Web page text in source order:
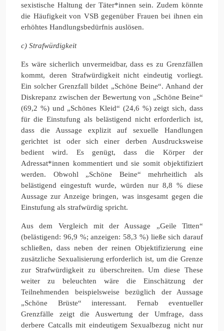
sexistische Haltung der Täter*innen sein. Zudem könnte
die Häufigkeit von VSB gegenüber Frauen bei ihnen ein
erhöhtes Handlungsbedürfnis auslösen.
c) Strafwürdigkeit
Es wäre sicherlich unvermeidbar, dass es zu Grenzfällen
kommt, deren Strafwürdigkeit nicht eindeutig vorliegt.
Ein solcher Grenzfall bildet „Schöne Beine“. Anhand der
Diskrepanz zwischen der Bewertung von „Schöne Beine“
(69,2 %) und „Schönes Kleid“ (24,6 %) zeigt sich, dass
für die Einstufung als belästigend nicht erforderlich ist,
dass die Aussage explizit auf sexuelle Handlungen
gerichtet ist oder sich einer derben Ausdrucksweise
bedient wird. Es genügt, dass die Körper der
Adressat*innen kommentiert und sie somit objektifiziert
werden. Obwohl „Schöne Beine“ mehrheitlich als
belästigend eingestuft wurde, würden nur 8,8 % diese
Aussage zur Anzeige bringen, was insgesamt gegen die
Einstufung als strafwürdig spricht.
Aus dem Vergleich mit der Aussage „Geile Titten“
(belästigend: 96,9 %; anzeigen: 58,3 %) ließe sich darauf
schließen, dass neben der reinen Objektifizierung eine
zusätzliche Sexualisierung erforderlich ist, um die Grenze
zur Strafwürdigkeit zu überschreiten. Um diese These
weiter zu beleuchten wäre die Einschätzung der
Teilnehmenden beispielsweise bezüglich der Aussage
„Schöne Brüste“ interessant. Fernab eventueller
Grenzfälle zeigt die Auswertung der Umfrage, dass
derbere Catcalls mit eindeutigem Sexualbezug nicht nur